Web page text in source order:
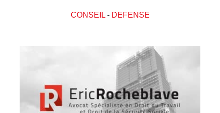
CONSEIL- DEFENSE